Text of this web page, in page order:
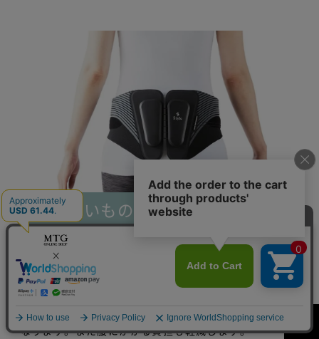
重いものが持ちづらい方
おすすめ装着位置：骨盤まわり
骨盤を締めることで姿勢が正しくなり、骨盤回りについ
ている筋肉が正しく使えるようになります。そのため、
なります。また腰にかかる負担も軽減します。